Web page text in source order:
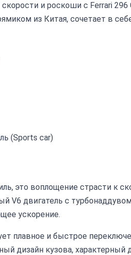
и роскоши с Ferrari 296
из Китая, сочетает в
(Sports car)
это воплощение страсти к
V6 двигатель с
ускорение.
плавное и быстрое
дизайн кузова, характерный